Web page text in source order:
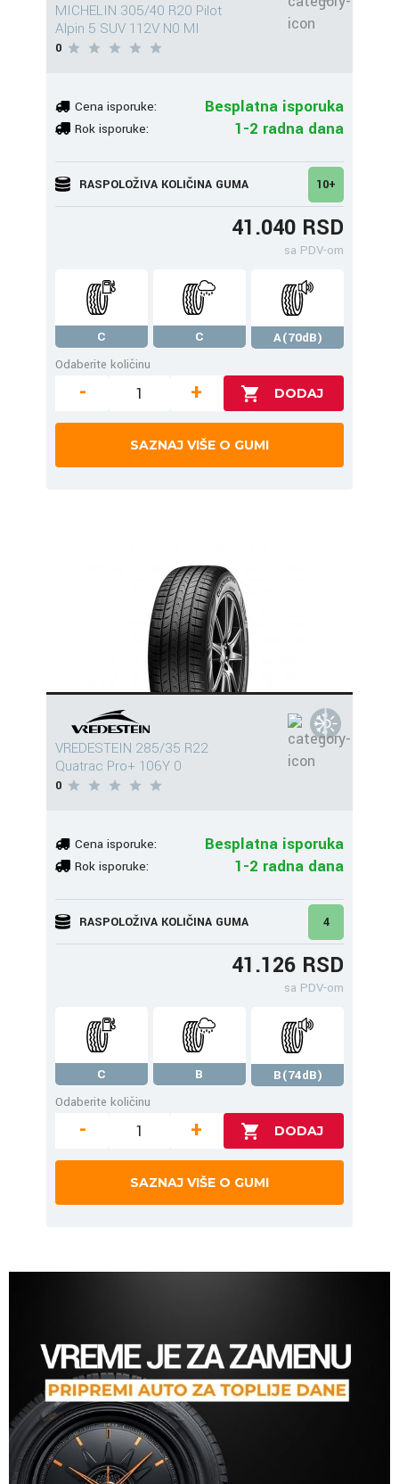
MICHELIN 305/40 R20 Pilot
Alpin 5 SUV 112V N0 MI
0
Cena isporuke: Besplatna isporuka
Rok isporuke: 1-2 radna dana
RASPOLOŽIVA KOLIČINA GUMA 10+
41.040 RSD
sa PDV-om
C C
A(70dB)
Odaberite količinu
- +
SAZNAJ VIŠE O GUMI
VREDESTEIN 285/35 R22
Quatrac Pro+ 106Y 0
0
Cena isporuke: Besplatna isporuka
Rok isporuke: 1-2 radna dana
RASPOLOŽIVA KOLIČINA GUMA 4
41.126 RSD
sa PDV-om
C B
B(74dB)
Odaberite količinu
- +
SAZNAJ VIŠE O GUMI